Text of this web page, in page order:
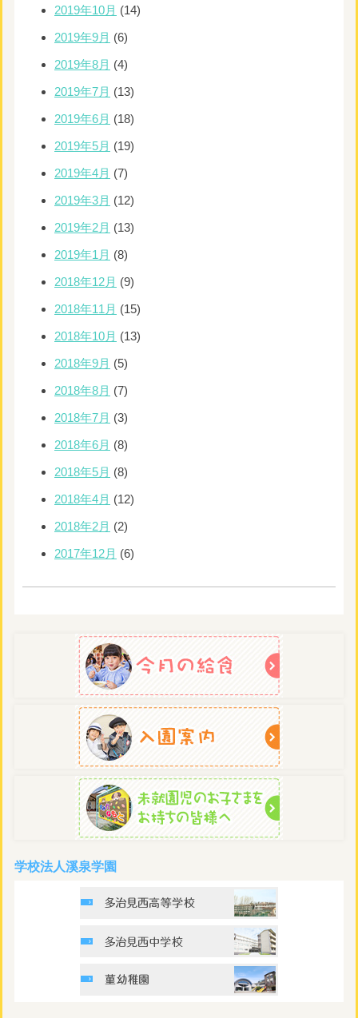
2019年10月 (14)
2019年9月 (6)
2019年8月 (4)
2019年7月 (13)
2019年6月 (18)
2019年5月 (19)
2019年4月 (7)
2019年3月 (12)
2019年2月 (13)
2019年1月 (8)
2018年12月 (9)
2018年11月 (15)
2018年10月 (13)
2018年9月 (5)
2018年8月 (7)
2018年7月 (3)
2018年6月 (8)
2018年5月 (8)
2018年4月 (12)
2018年2月 (2)
2017年12月 (6)
学校法人溪泉学園